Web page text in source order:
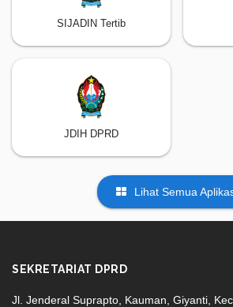
SIJADIN Tertib
JDIH DPRD
Lihat Semua
SEKRETARIAT DPRD
Jl. Jenderal Suprapto, Kauman, Giyanti,